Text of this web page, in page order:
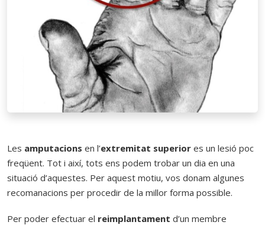
Les amputacions en l’extremitat superior es un lesió poc
freqüent. Tot i així, tots ens podem trobar un dia en una
situació d’aquestes. Per aquest motiu, vos donam algunes
recomanacions per procedir de la millor forma possible.
Per poder efectuar el reimplantament d’un membre